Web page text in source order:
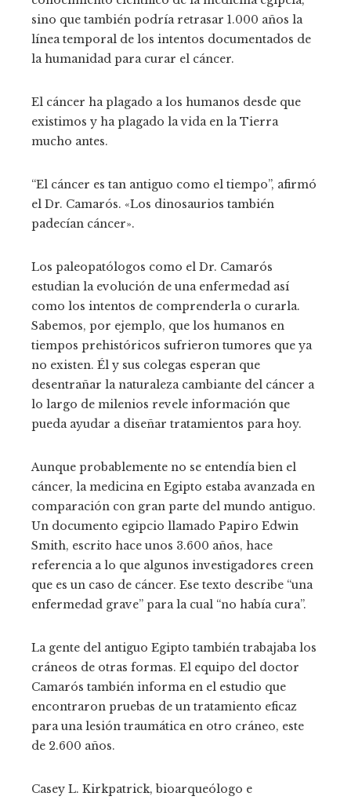
sino que también podría retrasar 1.000 años la
línea temporal de los intentos documentados de
la humanidad para curar el cáncer.
El cáncer ha plagado a los humanos desde que
existimos y ha plagado la vida en la Tierra
mucho antes.
“El cáncer es tan antiguo como el tiempo”, afirmó
el Dr. Camarós. «Los dinosaurios también
padecían cáncer».
Los paleopatólogos como el Dr. Camarós
estudian la evolución de una enfermedad así
como los intentos de comprenderla o curarla.
Sabemos, por ejemplo, que los humanos en
tiempos prehistóricos sufrieron tumores que ya
no existen. Él y sus colegas esperan que
desentrañar la naturaleza cambiante del cáncer a
lo largo de milenios revele información que
pueda ayudar a diseñar tratamientos para hoy.
Aunque probablemente no se entendía bien el
cáncer, la medicina en Egipto estaba avanzada en
comparación con gran parte del mundo antiguo.
Un documento egipcio llamado Papiro Edwin
Smith, escrito hace unos 3.600 años, hace
referencia a lo que algunos investigadores creen
que es un caso de cáncer. Ese texto describe “una
enfermedad grave” para la cual “no había cura”.
La gente del antiguo Egipto también trabajaba los
cráneos de otras formas. El equipo del doctor
Camarós también informa en el estudio que
encontraron pruebas de un tratamiento eficaz
para una lesión traumática en otro cráneo, este
de 2.600 años.
Casey L. Kirkpatrick, bioarqueólogo e